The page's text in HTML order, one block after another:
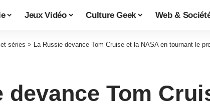
Jeux Vidéo Culture Geek Web &
séries > La Russie devance Tom Cruise et la NASA en tournant le
devance Tom